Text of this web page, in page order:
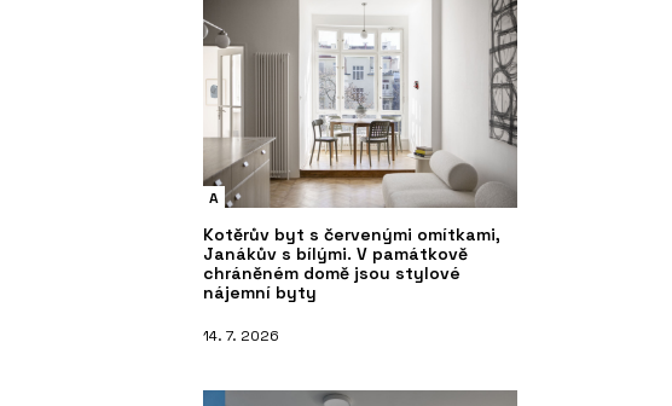
A
Kotěrův byt s červenými omítkami,
Janákův s bílými. V památkově
chráněném domě jsou stylové
nájemní byty
14. 7. 2026